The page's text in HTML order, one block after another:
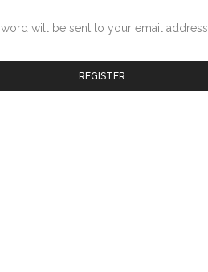
will be sent to your email address.
REGISTER